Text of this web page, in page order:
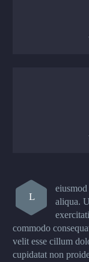
L
aliqua.
commodo
velit esse cillum
cupidatat non